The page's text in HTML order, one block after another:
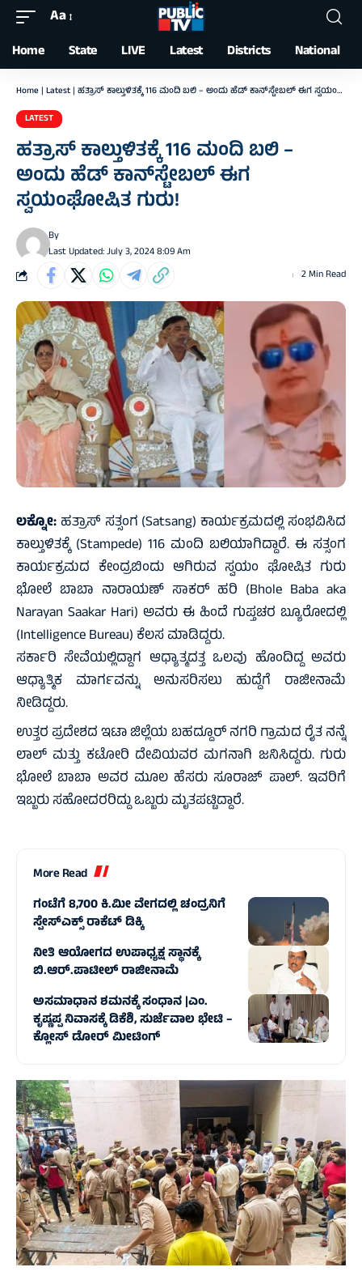
Font
Resizer
Aa
Home State LIVE Latest Districts National
Home | Latest | ಹತ್ರಾಸ್‌ ಕಾಲ್ತುಳಿತಕ್ಕೆ 116 ಮಂದಿ ಬಲಿ – ಅಂದು ಹೆಡ್‌ ಕಾನ್‌ಸ್ಟೇಬಲ್‌ ಈಗ ಸ್ವಯಂಘೋಷಿತ ಗುರು!
LATEST
ಹತ್ರಾಸ್‌ ಕಾಲ್ತುಳಿತಕ್ಕೆ 116 ಮಂದಿ ಬಲಿ –
ಅಂದು ಹೆಡ್‌ ಕಾನ್‌ಸ್ಟೇಬಲ್‌ ಈಗ
ಸ್ವಯಂಘೋಷಿತ ಗುರು!
Last Updated: July 3, 2024 8:09 Am
By
2 Min Read
ಲಕ್ನೋ: ಹತ್ರಾಸ್‌ ಸತ್ಸಂಗ (Satsang) ಕಾರ್ಯಕ್ರಮದಲ್ಲಿ ಸಂಭವಿಸಿದ
ಕಾಲ್ತುಳಿತಕ್ಕೆ (Stampede) 116 ಮಂದಿ ಬಲಿಯಾಗಿದ್ದಾರೆ. ಈ ಸತ್ಸಂಗ
ಕಾರ್ಯಕ್ರಮದ ಕೇಂದ್ರಬಿಂದು ಆಗಿರುವ ಸ್ವಯಂ ಘೋಷಿತ ಗುರು
ಭೋಲೆ ಬಾಬಾ ನಾರಾಯಣ್ ಸಾಕರ್ ಹರಿ (Bhole Baba aka
Narayan Saakar Hari) ಅವರು ಈ ಹಿಂದೆ ಗುಪ್ತಚರ ಬ್ಯೂರೋದಲ್ಲಿ
(Intelligence Bureau) ಕೆಲಸ ಮಾಡಿದ್ದರು.
ಸರ್ಕಾರಿ ಸೇವೆಯಲ್ಲಿದ್ದಾಗ ಆಧ್ಯಾತ್ಮದತ್ತ ಒಲವು ಹೊಂದಿದ್ದ ಅವರು
ಆಧ್ಯಾತ್ಮಿಕ ಮಾರ್ಗವನ್ನು ಅನುಸರಿಸಲು ಹುದ್ದೆಗೆ ರಾಜೀನಾಮೆ
ನೀಡಿದ್ದರು.
ಉತ್ತರ ಪ್ರದೇಶದ ಇಟಾ ಜಿಲ್ಲೆಯ ಬಹದ್ದೂರ್ ನಗರಿ ಗ್ರಾಮದ ರೈತ ನನ್ನೆ
ಲಾಲ್ ಮತ್ತು ಕಟೋರಿ ದೇವಿಯವರ ಮಗನಾಗಿ ಜನಿಸಿದ್ದರು. ಗುರು
ಭೋಲೆ ಬಾಬಾ ಅವರ ಮೂಲ ಹೆಸರು ಸೂರಾಜ್‌ ಪಾಲ್‌. ಇವರಿಗೆ
ಇಬ್ಬರು ಸಹೋದರರಿದ್ದು ಒಬ್ಬರು ಮೃತಪಟ್ಟಿದ್ದಾರೆ.
More Read
ಗಂಟೆಗೆ 8,700 ಕಿ.ಮೀ ವೇಗದಲ್ಲಿ ಚಂದ್ರನಿಗೆ
ಸ್ಪೇಸ್‌ಎಕ್ಸ್ ರಾಕೆಟ್ ಡಿಕ್ಕಿ
ನೀತಿ ಆಯೋಗದ ಉಪಾಧ್ಯಕ್ಷ ಸ್ಥಾನಕ್ಕೆ
ಬಿ.ಆರ್.ಪಾಟೀಲ್ ರಾಜೀನಾಮೆ
ಅಸಮಾಧಾನ ಶಮನಕ್ಕೆ ಸಂಧಾನ |ಎಂ.
ಕೃಷ್ಣಪ್ಪ ನಿವಾಸಕ್ಕೆ ಡಿಕೆಶಿ, ಸುರ್ಜೆವಾಲ ಭೇಟಿ –
ಕ್ಲೋಸ್ ಡೋರ್ ಮೀಟಿಂಗ್